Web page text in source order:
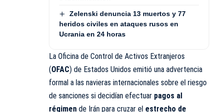
Zelenski denuncia 13 muertos y 77
heridos civiles en ataques rusos en
Ucrania en 24 horas
La Oficina de Control de Activos Extranjeros
(OFAC) de Estados Unidos emitió una advertencia
formal a las navieras internacionales sobre el riesgo
de sanciones si decidían efectuar pagos al
régimen de Irán para cruzar el estrecho de